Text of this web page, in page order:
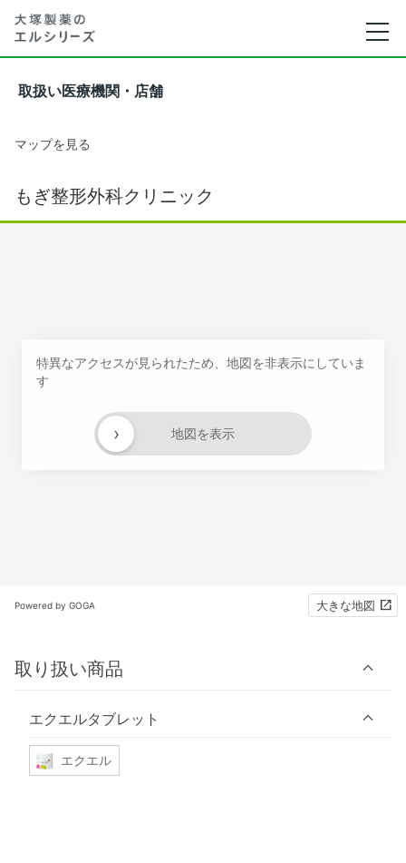
取扱い医療機関・店舗
マップを見る
もぎ整形外科クリニック
特異なアクセスが見られたため、地図を非表示にしていま
す
地図を表示
›
Powered by GOGA 大きな地図
取り扱い商品
エクエルタブレット
エクエル